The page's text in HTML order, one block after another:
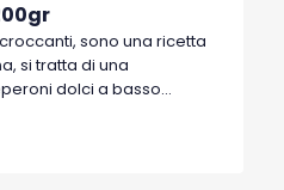
sono una ricetta
si tratta di una
dolci a basso
nel 1996 il marchio